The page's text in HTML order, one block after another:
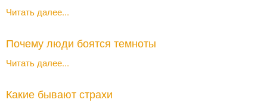
Читать далее...
Почему люди боятся темноты
Читать далее...
Какие бывают страхи